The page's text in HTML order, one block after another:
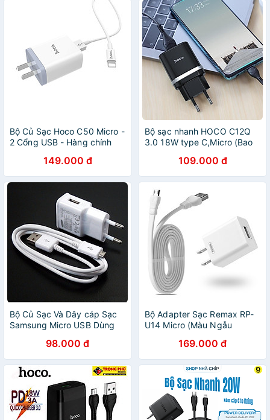
Bộ Củ Sạc Hoco C50 Micro -
2 Cổng USB - Hàng chính
149.000 đ
Bộ sạc nhanh HOCO C12Q
3.0 18W type C,Micro (Bao
chính hãng109.000 đ
Bộ Củ Sạc Và Dây cáp Sạc
Samsung Micro USB Dùng
Hàng chính hãng
98.000 đ
Bộ Adapter Sạc Remax RP-
U14 Micro (Màu Ngẫu
169.000 đ